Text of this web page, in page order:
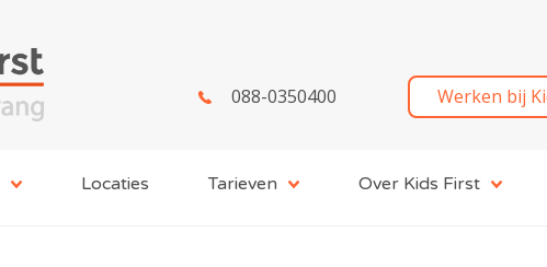
088-0350400 Werken bij
Locaties Tarieven Over Kids First